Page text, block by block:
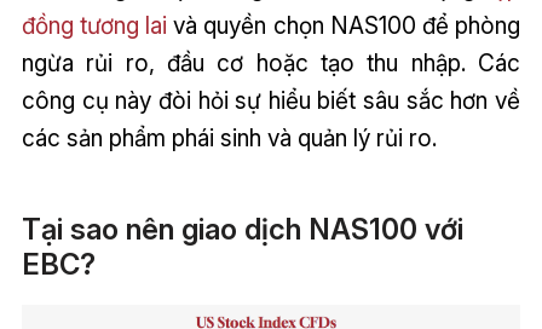
đồng tương lai và quyền chọn NAS100 để phòng
ngừa rủi ro, đầu cơ hoặc tạo thu nhập. Các
công cụ này đòi hỏi sự hiểu biết sâu sắc hơn về
các sản phẩm phái sinh và quản lý rủi ro.
Tại sao nên giao dịch NAS100 với
EBC?